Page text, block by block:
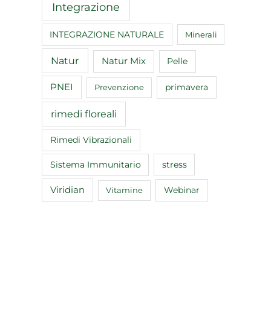
Integrazione
INTEGRAZIONE NATURALE Minerali
Natur Natur Mix Pelle
PNEI Prevenzione primavera
rimedi floreali
Rimedi Vibrazionali
Sistema Immunitario stress
Viridian Vitamine Webinar